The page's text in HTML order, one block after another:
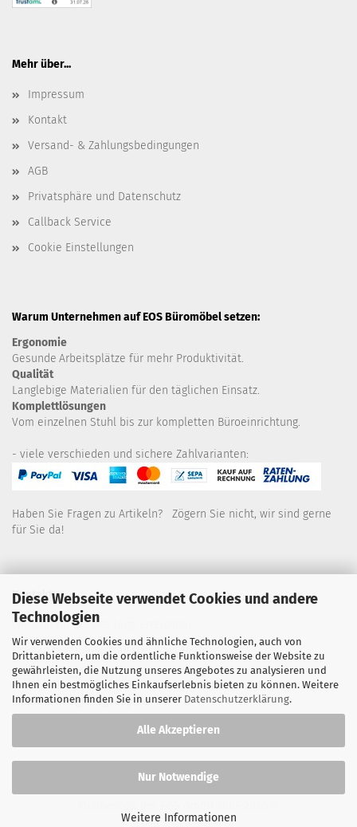
Diese Webseite verwendet Cookies und andere
Technologien
Wir verwenden Cookies und ähnliche Technologien, auch von
Drittanbietern, um die ordentliche Funktionsweise der Website zu
gewährleisten, die Nutzung unseres Angebotes zu analysieren und
Ihnen ein bestmögliches Einkaufserlebnis bieten zu können. Weitere
Informationen finden Sie in unserer Datenschutzerklärung.
Alle Akzeptieren
Nur Notwendige
Weitere Informationen
Mehr über...
Impressum
Kontakt
Versand- & Zahlungsbedingungen
AGB
Privatsphäre und Datenschutz
Callback Service
Cookie Einstellungen
Warum Unternehmen auf EOS Büromöbel setzen:
Ergonomie
Gesunde Arbeitsplätze für mehr Produktivität.
Qualität
Langlebige Materialien für den täglichen Einsatz.
Komplettlösungen
Vom einzelnen Stuhl bis zur kompletten Büroeinrichtung.
- viele verschieden und sichere Zahlvarianten:
Haben Sie Fragen zu Artikeln? Zögern Sie nicht, wir sind gerne
für Sie da!
Kontakt
Wir sind für Sie wie folgt erreichbar:
Montag bis Donnerstag von 9 bis 16 Uhr
Telefon: 02445-8517300
Email: office@eosgroup.de